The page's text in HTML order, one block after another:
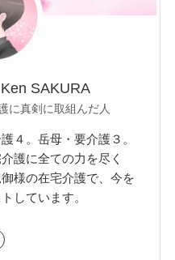
SAKURA
に真剣に取組んだ人
４。岳母・要介護３。
護に全ての力を尽く
様の在宅介護で、今を
しています。